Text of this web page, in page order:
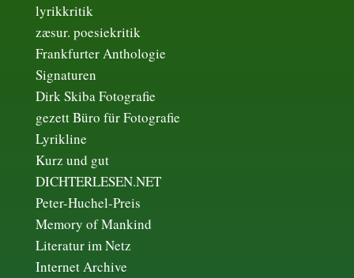
lyrikkritik
zæsur. poesiekritik
Frankfurter Anthologie
Signaturen
Dirk Skiba Fotografie
gezett Büro für Fotografie
Lyrikline
Kurz und gut
DICHTERLESEN.NET
Peter-Huchel-Preis
Memory of Mankind
Literatur im Netz
Internet Archive